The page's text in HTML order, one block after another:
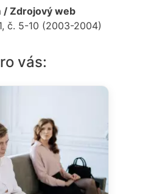
/ Zdrojový web
č. 5-10 (2003-2004)
vás: